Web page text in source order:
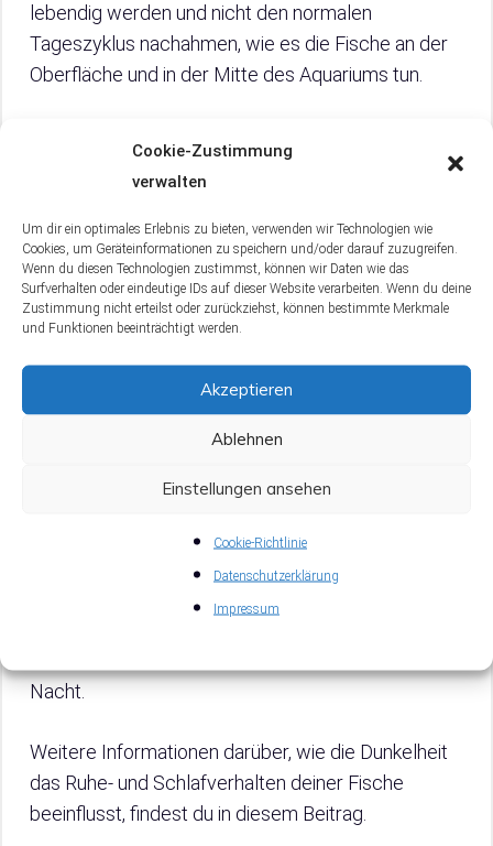
Cookie-Zustimmung
verwalten
Um dir ein optimales Erlebnis zu bieten, verwenden wir Technologien wie
Cookies, um Geräteinformationen zu speichern und/oder darauf zuzugreifen.
Wenn du diesen Technologien zustimmst, können wir Daten wie das
Surfverhalten oder eindeutige IDs auf dieser Website verarbeiten. Wenn du deine
Zustimmung nicht erteilst oder zurückziehst, können bestimmte Merkmale
und Funktionen beeinträchtigt werden.
Akzeptieren
Ablehnen
Einstellungen ansehen
Cookie-Richtlinie
Datenschutzerklärung
Impressum
lebendig werden und nicht den normalen
Tageszyklus nachahmen, wie es die Fische an der
Oberfläche und in der Mitte des Aquariums tun.
Dunkelheit zu tauchen, solltest du dir überlegen, ob
nächtlichen Fische anschaffst, damit sie ihre
Aktivitäten verfolgen können.
Brauchen Aquarienfische
Dunkelheit zum Schlafen?
Zeit der Dunkelheit, um sich auszuruhen und zu
entspannen. Wie ich schon sagte, fällt dies
meistens mit dem normalen Tageslichtzyklus
Nacht.
Weitere Informationen darüber, wie die Dunkelheit
das Ruhe- und Schlafverhalten deiner Fische
beeinflusst, findest du in diesem Beitrag.